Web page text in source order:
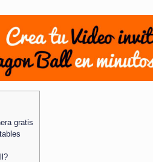
gratis